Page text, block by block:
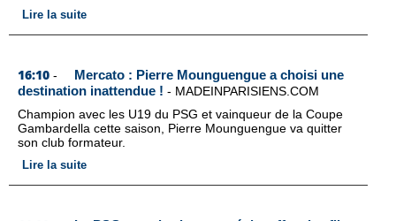
Lire la suite
16:10 -
Mercato : Pierre Mounguengue a choisi une
destination inattendue ! - MADEINPARISIENS.COM
Champion avec les U19 du PSG et vainqueur de la Coupe
Gambardella cette saison, Pierre Mounguengue va quitter
son club formateur.
Lire la suite